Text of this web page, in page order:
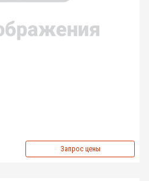
Запрос цены